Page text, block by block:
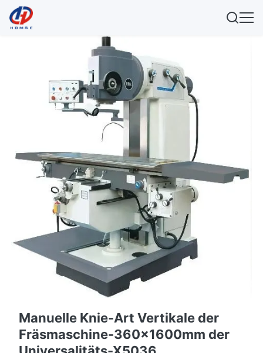
Manuelle Knie-Art Vertikale der
Fräsmaschine-360x1600mm der